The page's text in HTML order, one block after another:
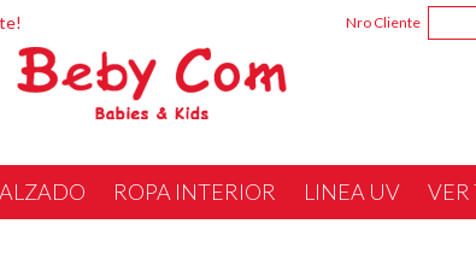
Nro Cliente
ROPA INTERIOR LINEA UV VER